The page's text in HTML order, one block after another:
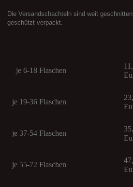
Die Versandschachteln sind weit
geschützt verpackt.
je 6-18 Flaschen
je 19-36 Flaschen
je 37-54 Flaschen
je 55-72 Flaschen